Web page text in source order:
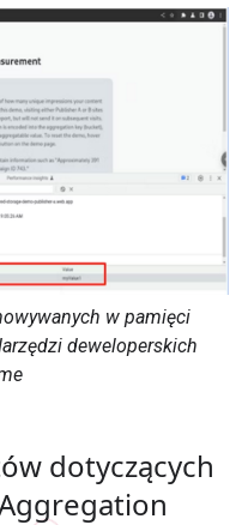
w pamięci
deweloperskich
dotyczących